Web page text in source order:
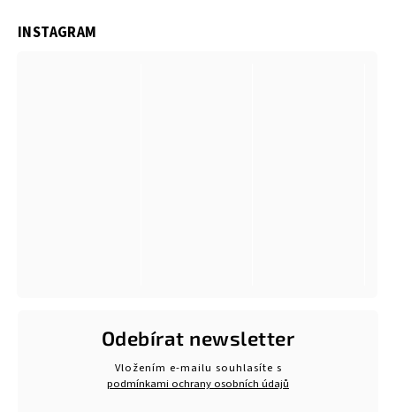
INSTAGRAM
Odebírat newsletter
Vložením e-mailu souhlasíte s
podmínkami ochrany osobních údajů